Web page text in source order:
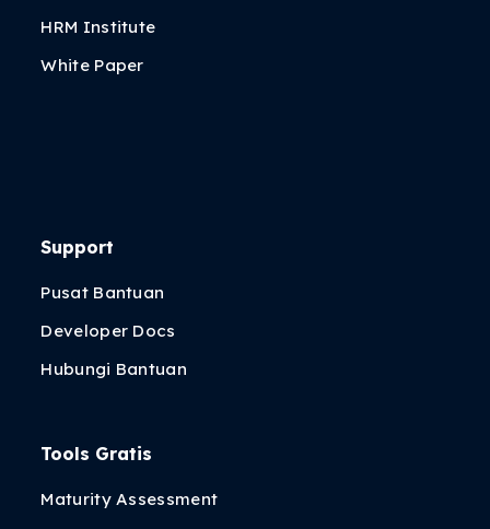
HRM Institute
White Paper
Support
Pusat Bantuan
Developer Docs
Hubungi Bantuan
Tools Gratis
Maturity Assessment